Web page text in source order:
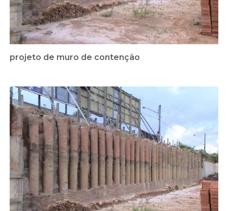
projeto de muro de contenção